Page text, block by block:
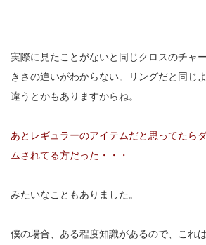
実際に見たことがないと同じクロスのチャ
きさの違いがわからない。リングだと同じ
違うとかもありますからね。
あとレギュラーのアイテムだと思ってたら
ムされてる方だった・・・
みたいなこともありました。
僕の場合、ある程度知識があるので、これ